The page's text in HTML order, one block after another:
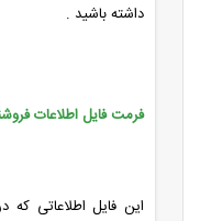
داشته باشید .
فرمت فایل اطلاعات
این فایل اطلاعاتی که